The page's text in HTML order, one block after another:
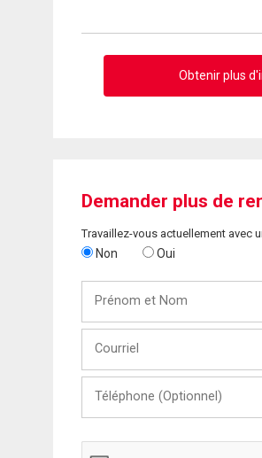
Obtenir plus
Demander plus de
Travaillez-vous actuellement avec
Non Oui
Nom
(Optionnel)